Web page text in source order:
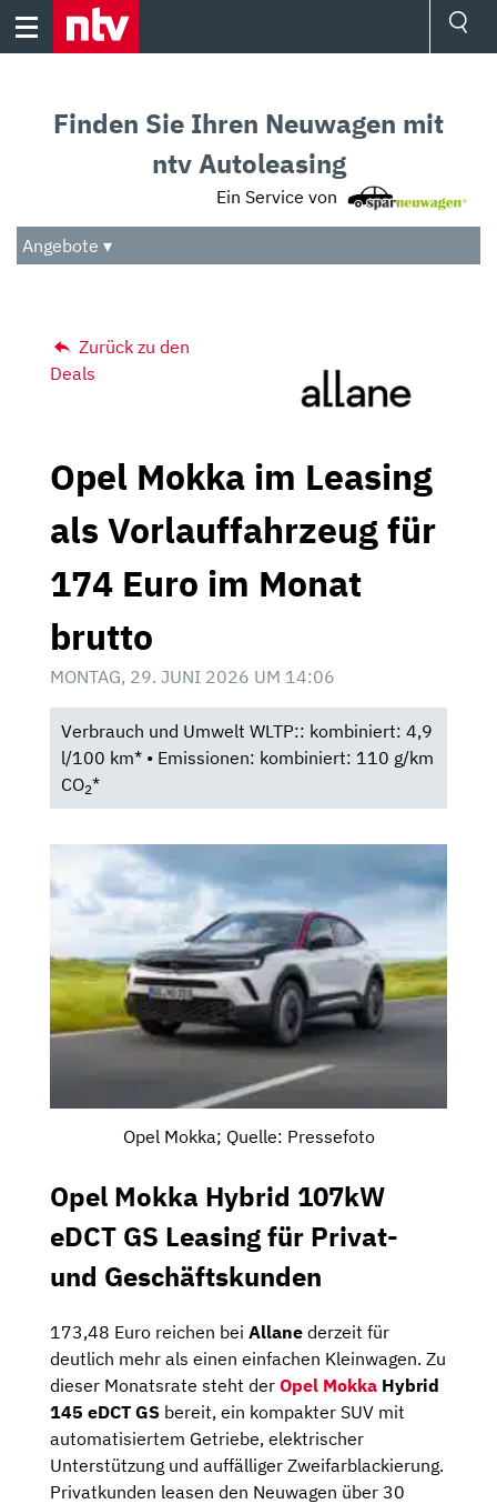
Skip
Audio
Das Beste
Finden Sie Ihren Neuwagen mit
ntv Autoleasing
Ein Service von
Angebote ▾
Zurück zu den
Deals
Opel Mokka im Leasing
als Vorlauffahrzeug für
174 Euro im Monat
brutto
MONTAG, 29. JUNI 2026 UM 14:06
Verbrauch und Umwelt WLTP:: kombiniert: 4,9
l/100 km* • Emissionen: kombiniert: 110 g/km
CO2*
Opel Mokka; Quelle: Pressefoto
Opel Mokka Hybrid 107kW
eDCT GS Leasing für Privat-
und Geschäftskunden
173,48 Euro reichen bei Allane derzeit für
deutlich mehr als einen einfachen Kleinwagen. Zu
dieser Monatsrate steht der Opel Mokka Hybrid
145 eDCT GS bereit, ein kompakter SUV mit
automatisiertem Getriebe, elektrischer
Unterstützung und auffälliger Zweifarblackierung.
Privatkunden leasen den Neuwagen über 30